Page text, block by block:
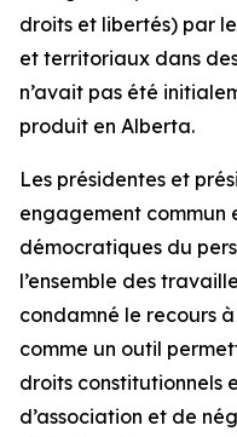
droits et libertés) par
et territoriaux dans
n’avait pas été
produit en Alberta.
Les présidentes et
engagement commun
démocratiques du
l’ensemble des
condamné le recours
comme un outil
droits constitutionnels
d’association et de